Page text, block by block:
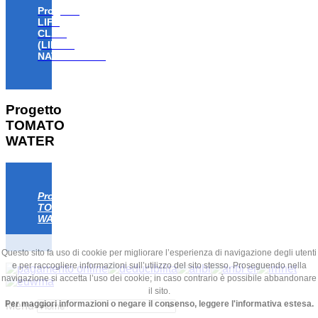
Progetto
LIFE
CLAW
(LIFE18
NAT/IT/000806)
Progetto
TOMATO
WATER
Progetto
TOMATO
WATER
Menu
Questo sito fa uso di cookie per migliorare l’esperienza di navigazione degli utenti
e per raccogliere informazioni sull’utilizzo del sito stesso. Proseguendo nella
navigazione si accetta l’uso dei cookie; in caso contrario è possibile abbandonare
il sito.
Per maggiori informazioni o negare il consenso, leggere l'informativa estesa.